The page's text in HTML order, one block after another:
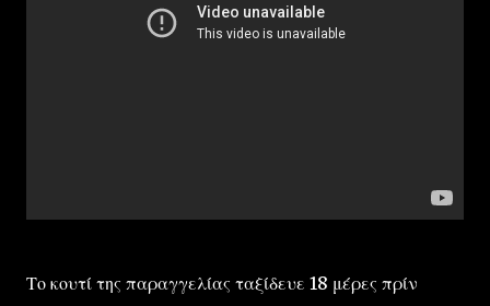
Το κουτί της παραγγελίας ταξίδευε 18 μέρες πρίν